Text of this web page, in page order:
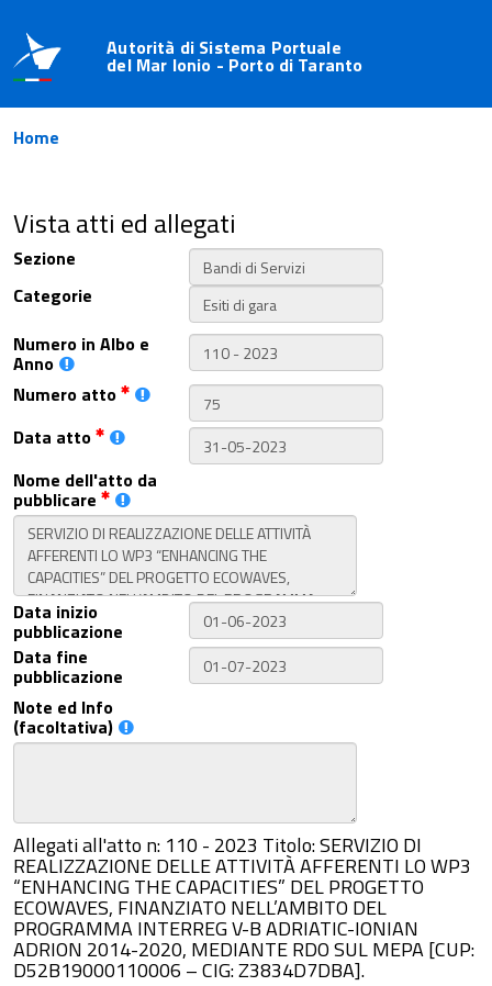
Autorità di Sistema Portuale
del Mar Ionio - Porto di Taranto
Home
Vista atti ed allegati
Sezione
Categorie
Numero in Albo e
Anno
Numero atto
Data atto
Nome dell'atto da
pubblicare
Data inizio
pubblicazione
Data fine
pubblicazione
Note ed Info
(facoltativa)
Allegati all'atto n: 110 - 2023 Titolo: SERVIZIO DI
REALIZZAZIONE DELLE ATTIVITÀ AFFERENTI LO WP3
“ENHANCING THE CAPACITIES” DEL PROGETTO
ECOWAVES, FINANZIATO NELL’AMBITO DEL
PROGRAMMA INTERREG V-B ADRIATIC-IONIAN
ADRION 2014-2020, MEDIANTE RDO SUL MEPA [CUP:
D52B19000110006 – CIG: Z3834D7DBA].